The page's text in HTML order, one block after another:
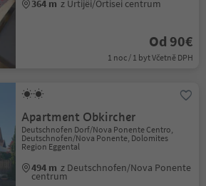
364 m z Urtijëi/Ortisei centrum
Od 90€
1 noc / 1 byt Včetně DPH
Apartment Obkircher
Deutschnofen Dorf/Nova Ponente Centro,
Deutschnofen/Nova Ponente, Dolomites
Region Eggental
494 m z Deutschnofen/Nova Ponente
centrum